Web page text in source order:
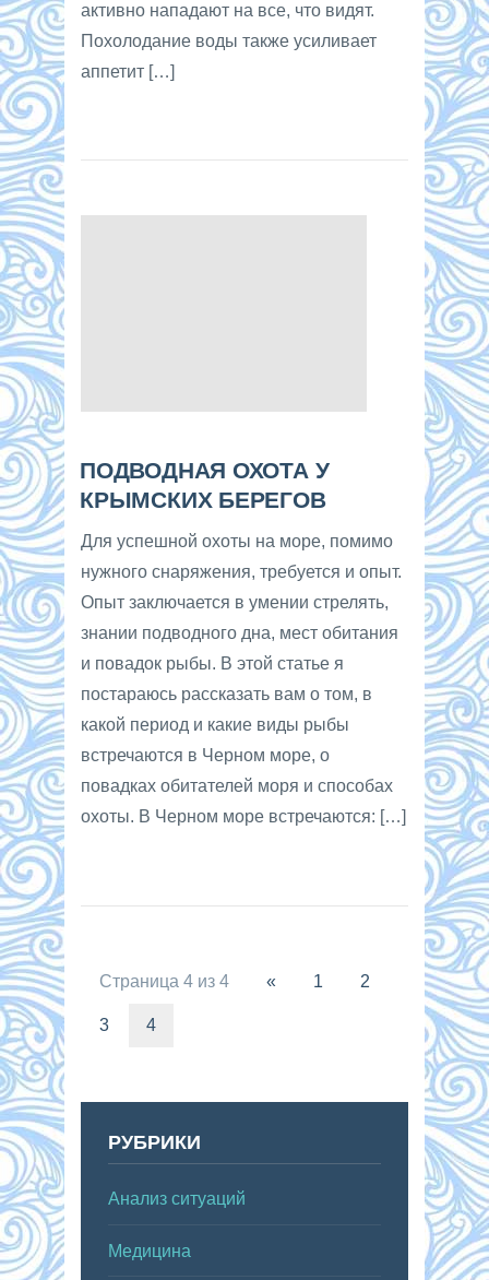
активно нападают на все, что видят.
Похолодание воды также усиливает
аппетит […]
ПОДВОДНАЯ ОХОТА У
КРЫМСКИХ БЕРЕГОВ
Для успешной охоты на море, помимо
нужного снаряжения, требуется и опыт.
Опыт заключается в умении стрелять,
знании подводного дна, мест обитания
и повадок рыбы. В этой статье я
постараюсь рассказать вам о том, в
какой период и какие виды рыбы
встречаются в Черном море, о
повадках обитателей моря и способах
охоты. В Черном море встречаются: […]
Страница 4 из 4 « 1 2
3 4
РУБРИКИ
Анализ ситуаций
Медицина